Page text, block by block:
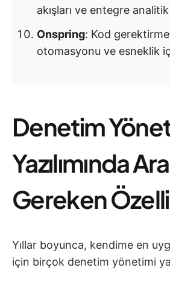
akışları ve entegre
Onspring: Kod
otomasyonu ve esneklik
Denetim
Yazılımında
Gereken
Yıllar boyunca, kendime en
için birçok denetim yönetimi